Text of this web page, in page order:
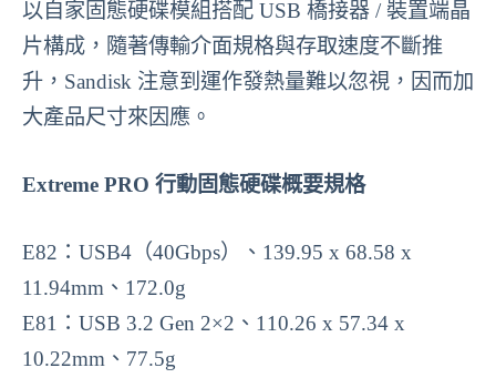
以自家固態硬碟模組搭配 USB 橋接器 / 裝置端晶
片構成，隨著傳輸介面規格與存取速度不斷推
升，Sandisk 注意到運作發熱量難以忽視，因而加
大產品尺寸來因應。
Extreme PRO 行動固態硬碟概要規格
E82：USB4（40Gbps）、139.95 x 68.58 x
11.94mm、172.0g
E81：USB 3.2 Gen 2×2、110.26 x 57.34 x
10.22mm、77.5g